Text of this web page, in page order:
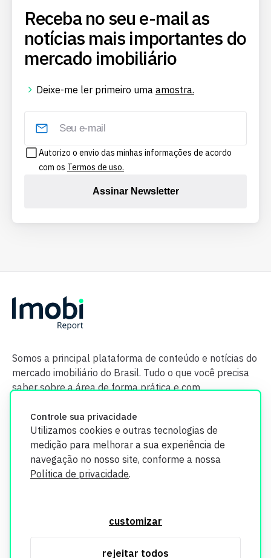
Controle sua privacidade
Utilizamos cookies e outras tecnologias de
medição para melhorar a sua experiência de
navegação no nosso site, conforme a nossa
Política de privacidade.
customizar
rejeitar todos
Receba no seu e-mail as
notícias mais importantes do
mercado imobiliário
Deixe-me ler primeiro uma amostra.
Autorizo o envio das minhas informações de acordo
com os Termos de uso.
Assinar Newsletter
Somos a principal plataforma de conteúdo e notícias do
mercado imobiliário do Brasil. Tudo o que você precisa
saber sobre a área de forma prática e com
segurança. Todos os dados coletados em nosso site são
utilizados exclusivamente para fins de aprimoramento de
informações, consulte nossa Política de Privacidade.